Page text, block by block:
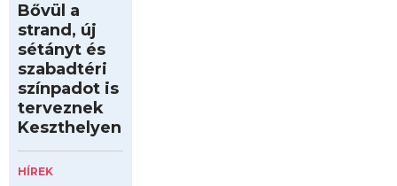
Bővül a
strand, új
sétányt és
szabadtéri
színpadot is
terveznek
Keszthelyen
HÍREK